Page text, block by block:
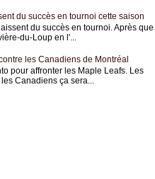
du succès en tournoi cette saison
du succès en tournoi. Après que
du-Loup en l'...
les Canadiens de Montréal
pour affronter les Maple Leafs. Les
Canadiens ça sera...